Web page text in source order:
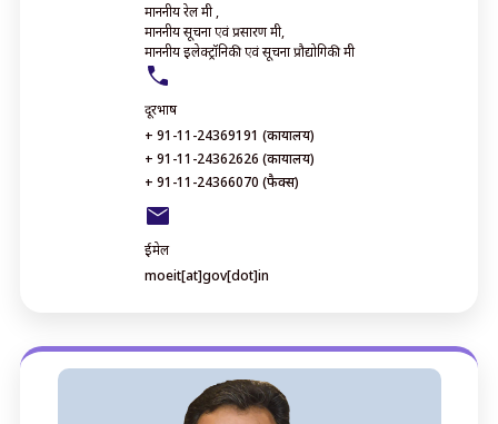
माननीय रेल मंत्री ,
माननीय सूचना एवं प्रसारण मंत्री,
माननीय इलेक्ट्रॉनिकी एवं सूचना प्रौद्योगिकी मंत्री
दूरभाष
+ 91-11-24369191 (कार्यालय)
+ 91-11-24362626 (कार्यालय)
+ 91-11-24366070 (फैक्स)
ईमेल
moeit[at]gov[dot]in